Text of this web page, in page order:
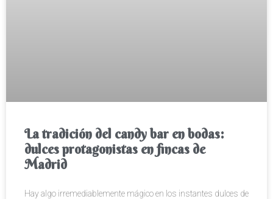
La tradición del candy bar en bodas:
dulces protagonistas en fincas de
Madrid
Hay algo irremediablemente mágico en los instantes dulces de